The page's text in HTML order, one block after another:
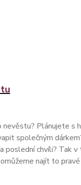
Plánujete s
společným
poslední chvíli? Tak
najít to